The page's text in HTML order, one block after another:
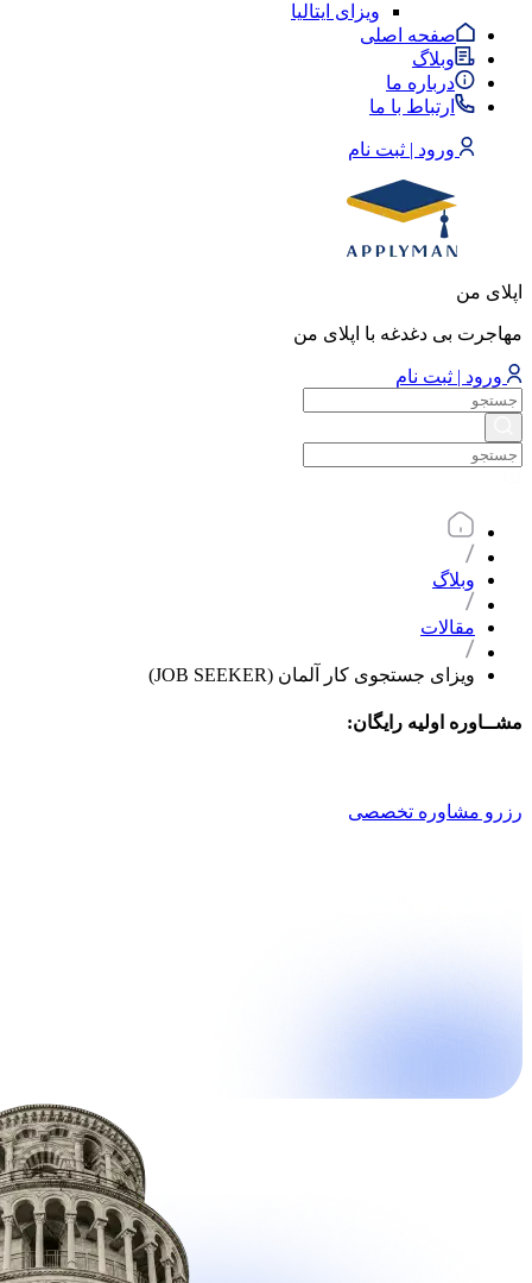
ویزای ایتالیا
صفحه اصلی
وبلاگ
درباره ما
ارتباط با ما
ورود | ثبت نام
اپلای من
مهاجرت بی دغدغه با اپلای من
ورود | ثبت نام
وبلاگ
مقالات
ویزای جستجوی کار آلمان (JOB SEEKER)
مشــاوره اولیه رایگان:
رزرو مشاوره تخصصی